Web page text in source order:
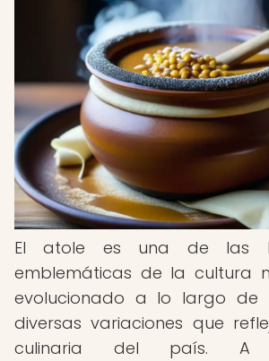
El atole es una de las
emblemáticas de la cultura
evolucionado a lo largo de
diversas variaciones que
culinaria del país. A